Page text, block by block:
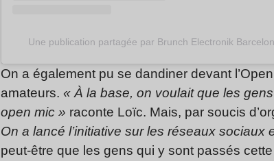
Une publication partagée par Brunch Electronik
On a également pu se dandiner devant
amateurs. « À la base, on voulait que les
open mic » raconte Loïc. Mais, par soucis
On a lancé l’initiative sur les réseaux
peut-être que les gens qui y sont passés